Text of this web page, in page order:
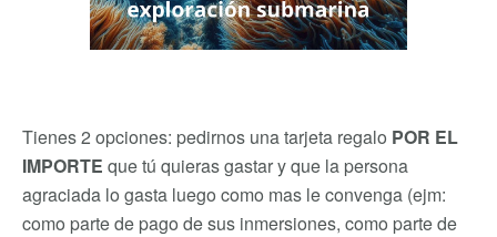
Tienes 2 opciones: pedirnos una tarjeta regalo POR EL
IMPORTE que tú quieras gastar y que la persona
agraciada lo gasta luego como mas le convenga (ejm:
como parte de pago de sus inmersiones, como parte de